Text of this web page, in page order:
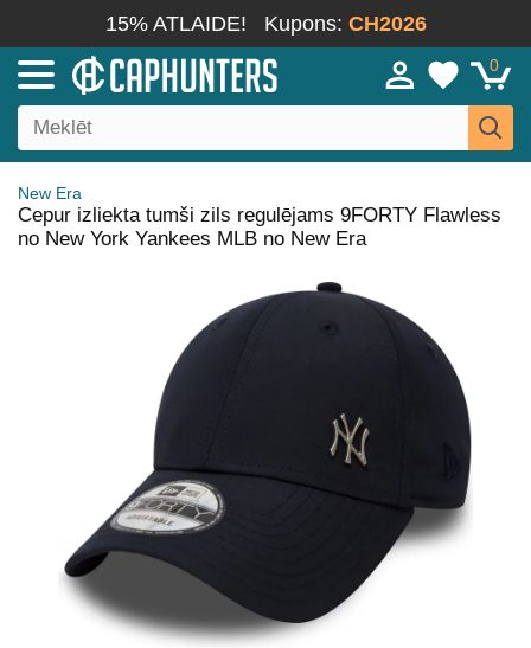
15% ATLAIDE! Kupons: CH2026
0
New Era
Cepur izliekta tumši zils regulējams 9FORTY Flawless
no New York Yankees MLB no New Era